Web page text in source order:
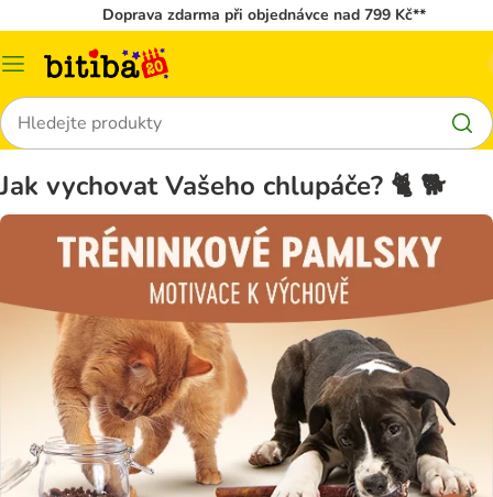
Doprava zdarma při objednávce nad 799 Kč**
Kategorie
Hledat
Jak vychovat Vašeho chlupáče? 🐈 🐕